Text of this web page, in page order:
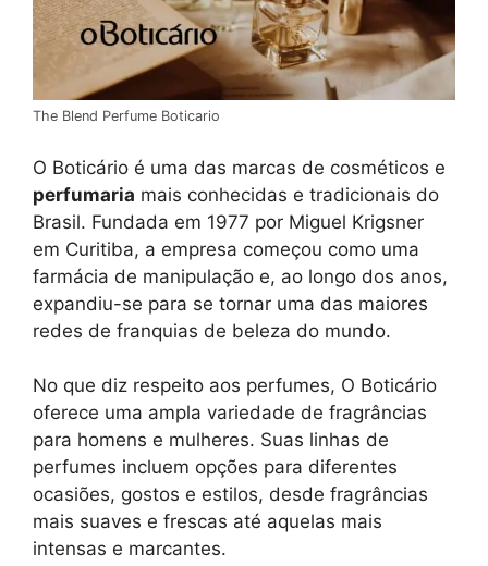
The Blend Perfume Boticario
O Boticário é uma das marcas de cosméticos e
perfumaria mais conhecidas e tradicionais do
Brasil. Fundada em 1977 por Miguel Krigsner
em Curitiba, a empresa começou como uma
farmácia de manipulação e, ao longo dos anos,
expandiu-se para se tornar uma das maiores
redes de franquias de beleza do mundo.
No que diz respeito aos perfumes, O Boticário
oferece uma ampla variedade de fragrâncias
para homens e mulheres. Suas linhas de
perfumes incluem opções para diferentes
ocasiões, gostos e estilos, desde fragrâncias
mais suaves e frescas até aquelas mais
intensas e marcantes.